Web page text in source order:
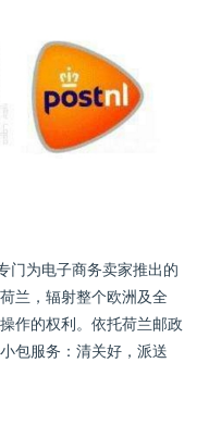
门为电子商务卖家推出的
兰，辐射整个欧洲及全
作的权利。依托荷兰邮政
包服务：清关好，派送